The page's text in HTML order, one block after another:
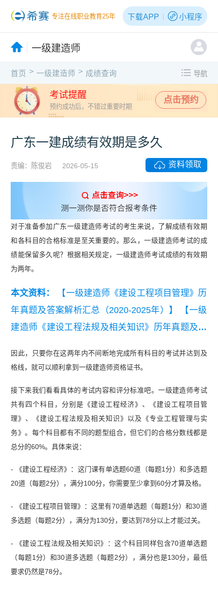
专注在线职业教育25年 下载APP 小程序
一级建造师
首页 > 一级建造师 > 成绩查询 导航
考试提醒
预约成功后，不错过重要时期
点击预约
广东一建成绩有效期是多久
责编：陈俊岩 2026-05-15 资料领取
对于准备参加广东一级建造师考试的考生来说，了解成绩有效期
和各科目的合格标准是至关重要的。那么，一级建造师考试的成
绩能保留多久呢？根据相关规定，一级建造师考试成绩的有效期
为两年。
本文资料：
【一级建造师《建设工程项目管理》历
年真题及答案解析汇总（2020-2025年）】
【一级
建造师《建设工程法规及相关知识》历年真题及答
因此，只要你在这两年内不间断地完成所有科目的考试并达到及
格线，就可以顺利拿到一级建造师资格证书。
接下来我们看看具体的考试内容和评分标准吧。一级建造师考试
共有四个科目，分别是《建设工程经济》、《建设工程项目管
理》、《建设工程法规及相关知识》以及《专业工程管理与实
务》。每个科目都有不同的题型组合，但它们的合格分数线都是
总分的60%。具体来说：
- 《建设工程经济》：这门课有单选题60道（每题1分）和多选题
20道（每题2分），满分100分，你需要至少拿到60分才算及格。
- 《建设工程项目管理》：这里有70道单选题（每题1分）和30道
多选题（每题2分），满分为130分，要达到78分以上才能过关。
- 《建设工程法规及相关知识》：这个科目同样包含70道单选题
（每题1分）和30道多选题（每题2分），满分也是130分，最低
要求仍然是78分。